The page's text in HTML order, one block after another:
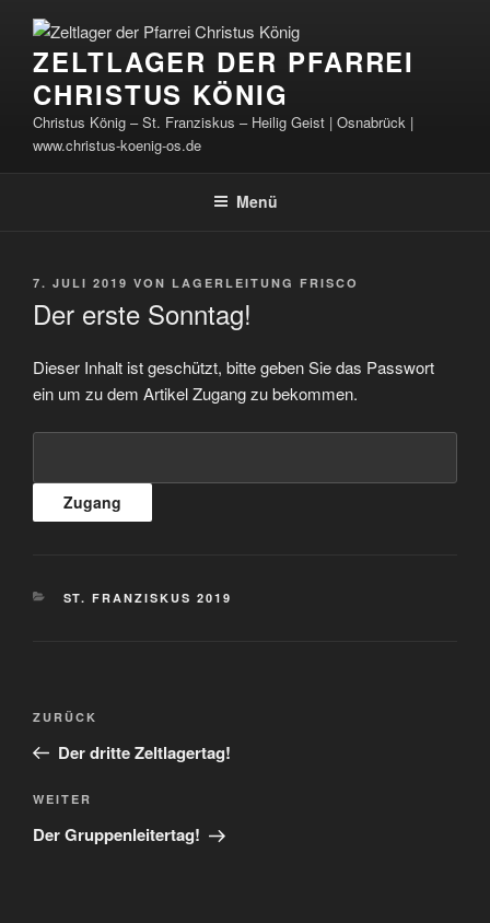
Inhalt
springenZELTLAGER DER PFARREI
CHRISTUS KÖNIG
Christus König – St. Franziskus – Heilig Geist | Osnabrück |
www.christus-koenig-os.de
Menü
VERÖFFENTLICHT
7. JULI 2019 VON LAGERLEITUNG FRISCO
Der erste Sonntag!
Dieser Inhalt ist geschützt, bitte geben Sie das Passwort
ein um zu dem Artikel Zugang zu bekommen.
KATEGORIEN
ST. FRANZISKUS 2019
Beitragsnavigation
Vorheriger
Beitrag
ZURÜCK
Der dritte Zeltlagertag!
Nächster
Beitrag
WEITER
Der Gruppenleitertag!